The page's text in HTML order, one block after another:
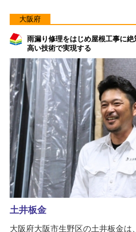
大阪府
雨漏り修理をはじめ屋根工事に
高い技術で実現する
土井板金
大阪府大阪市生野区の土井板金は